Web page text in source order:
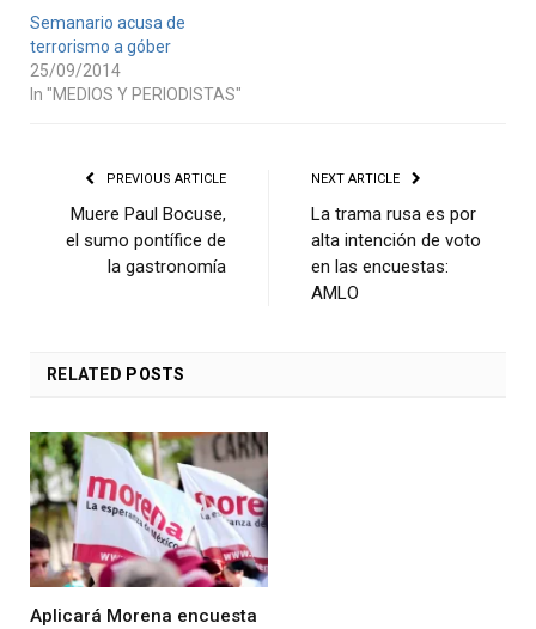
Semanario acusa de
terrorismo a góber
25/09/2014
In "MEDIOS Y PERIODISTAS"
PREVIOUS ARTICLE
Muere Paul Bocuse,
el sumo pontífice de
la gastronomía
NEXT ARTICLE
La trama rusa es por
alta intención de voto
en las encuestas:
AMLO
RELATED POSTS
Aplicará Morena encuesta